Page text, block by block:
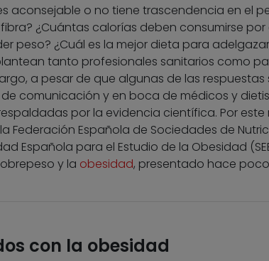
aconsejable o no tiene trascendencia en el
¿Cuántas calorías deben consumirse
peso? ¿Cuál es la mejor dieta para
tanto profesionales sanitarios como
a pesar de que algunas de las respuestas
comunicación y en boca de médicos y
por la evidencia científica. Por este
Federación Española de Sociedades de
Española para el Estudio de la Obesidad
y la obesidad, presentado hace
con la obesidad